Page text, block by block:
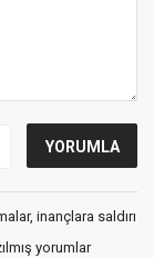
inançlara saldırı
yorumlar